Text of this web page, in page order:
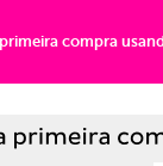
compra